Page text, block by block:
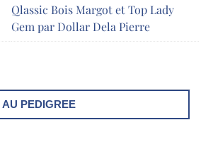
Qlassic Bois Margot et Top Lady
Gem par Dollar Dela Pierre
PEDIGREE